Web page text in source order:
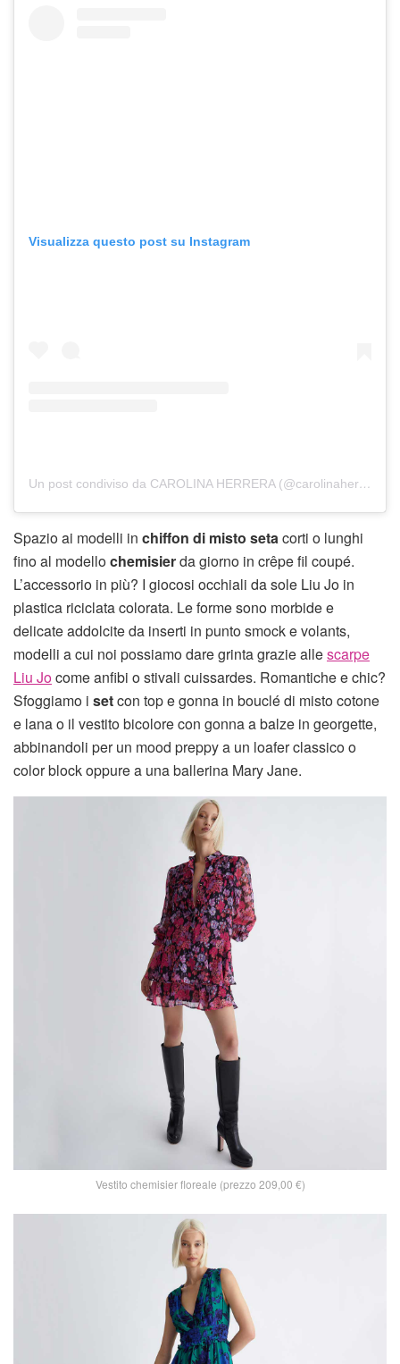
Visualizza questo post su Instagram
Un post condiviso da CAROLINA HERRERA (@carolinaherrera)
Spazio ai modelli in chiffon di misto setacorti o lunghi
fino al modellochemisierda giorno in crêpe fil coupé.
L’accessorio in più? I giocosi occhiali da sole Liu Jo in
plastica riciclata colorata. Le forme sono morbide e
delicate addolcite da inserti in punto smock e volants,
modelli a cui noi possiamo dare grinta grazie allescarpe
Liu Jocome anfibi o stivali cuissardes. Romantiche e chic?
Sfoggiamo i setcon top e gonna in bouclé di misto cotone
e lana o il vestito bicolore con gonna a balze in georgette,
abbinandoli per un mood preppy a un loafer classico o
color block oppure a una ballerina Mary Jane.
Vestito chemisier floreale (prezzo 209,00 €)